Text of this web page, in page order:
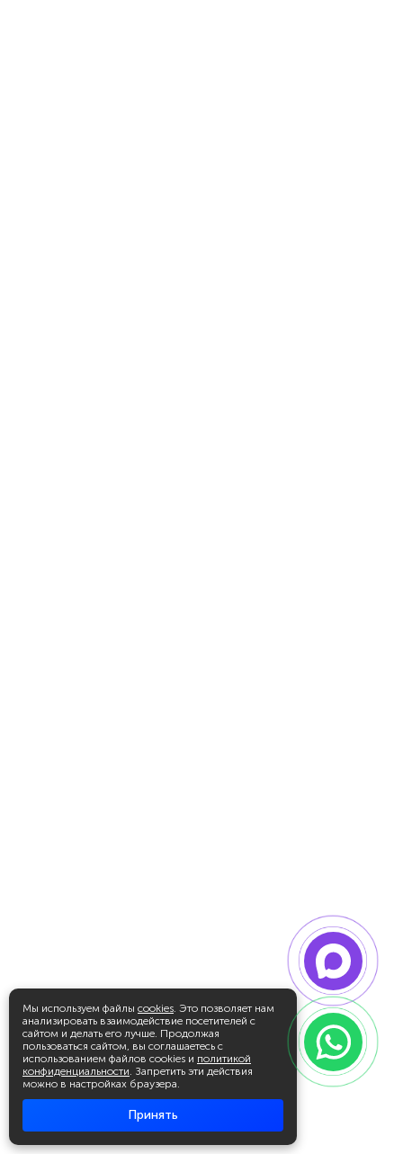
Мы используем файлы cookies. Это позволяет нам
анализировать взаимодействие посетителей с
сайтом и делать его лучше. Продолжая
пользоваться сайтом, вы соглашаетесь с
использованием файлов cookies и политикой
конфиденциальности. Запретить эти действия
можно в настройках браузера.
Принять